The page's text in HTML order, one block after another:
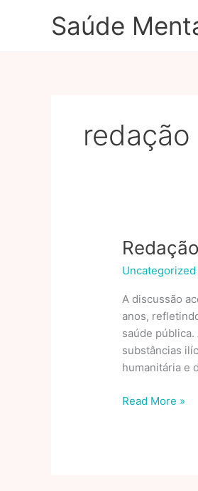
Saúde
redação
Uncategorized
A discussão
anos,
saúde
substâncias
humanitária e
Redação
Read More »